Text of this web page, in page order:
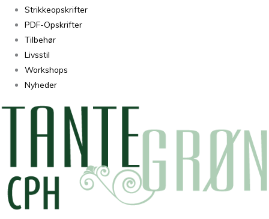
Strikkeopskrifter
PDF-Opskrifter
Tilbehør
Livsstil
Workshops
Nyheder